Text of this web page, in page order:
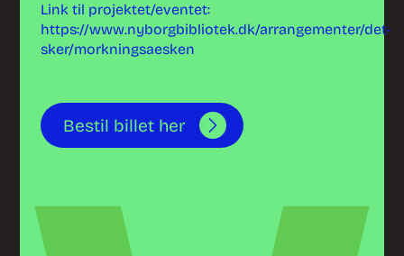
Link til projektet/eventet:
https://www.nyborgbibliotek.dk/arrangementer/det-
sker/morkningsaesken
Bestil billet her